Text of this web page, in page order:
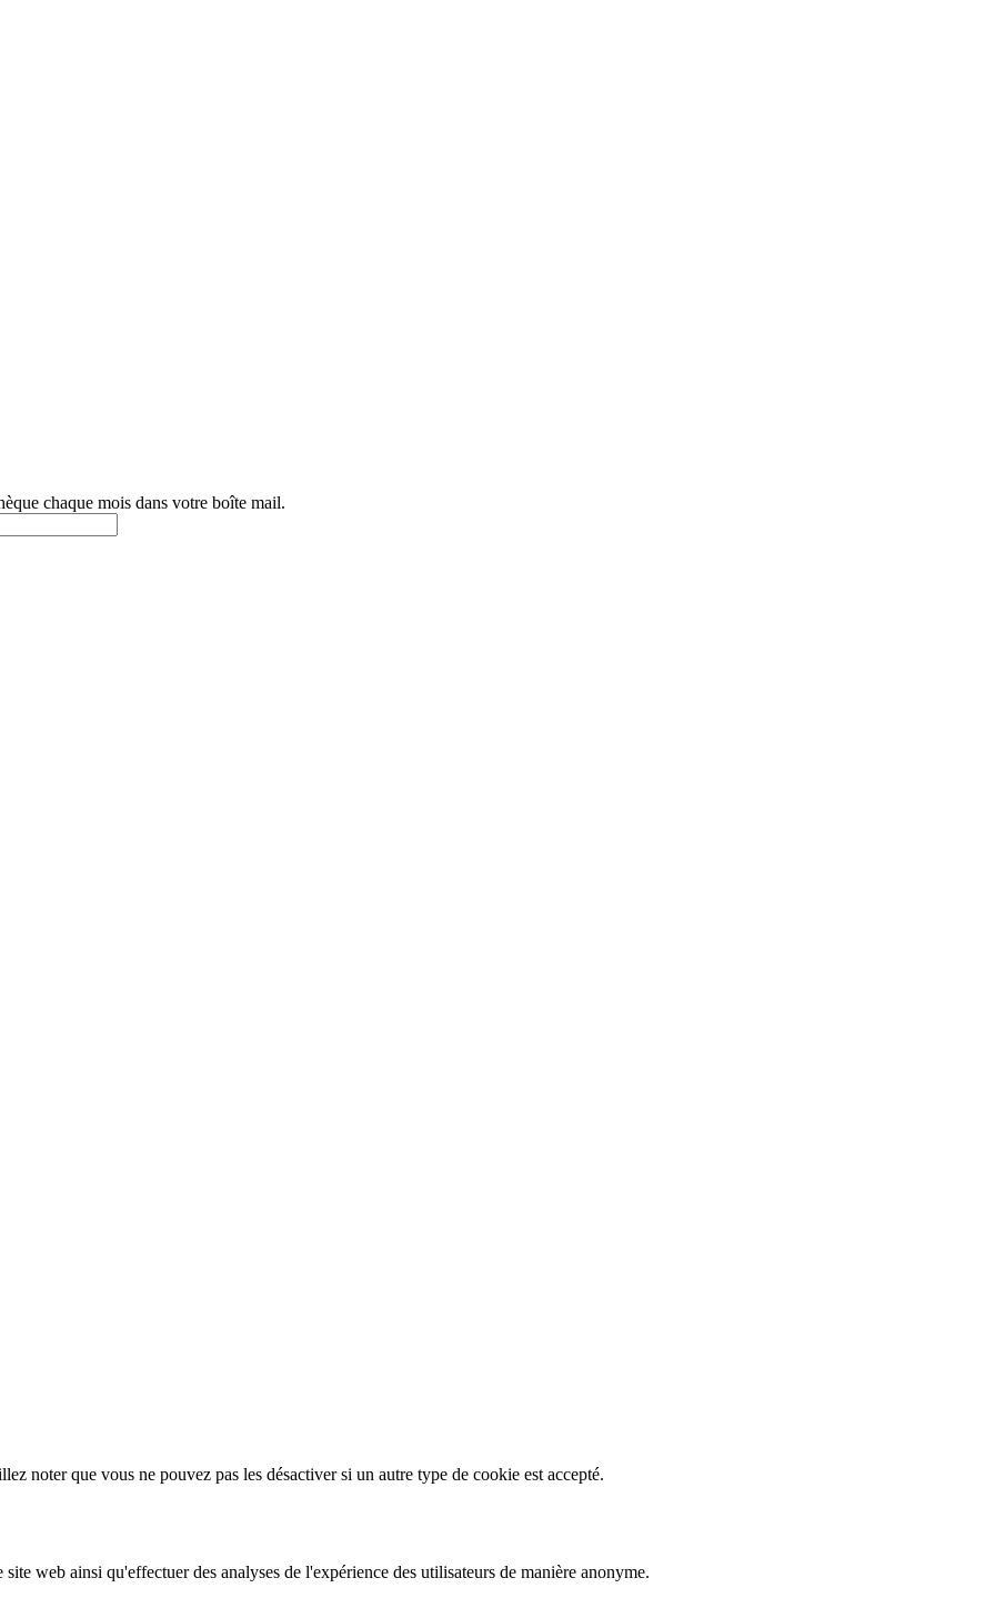
chaque mois dans votre boîte mail.
noter que vous ne pouvez pas les désactiver si un autre type de cookie est accepté.
web ainsi qu'effectuer des analyses de l'expérience des utilisateurs de manière anonyme.